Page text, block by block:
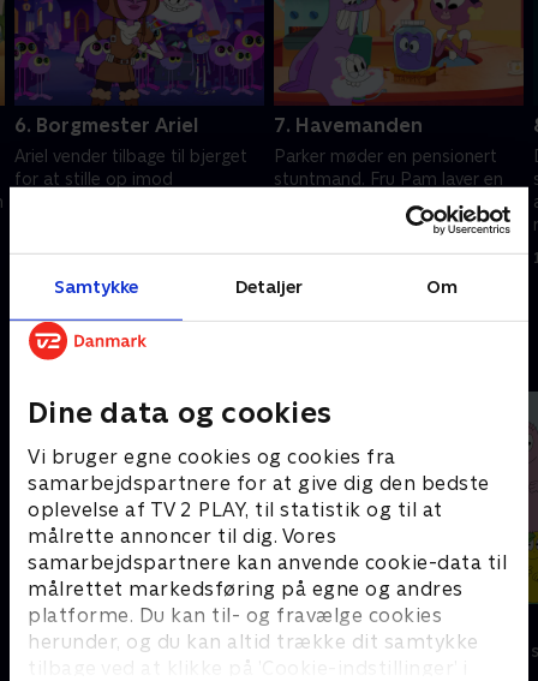
Samtykke Detaljer Om
Dine data og cookies
Vi bruger egne cookies og cookies fra
samarbejdspartnere for at give dig den bedste
oplevelse af TV 2 PLAY, til statistik og til at
målrette annoncer til dig. Vores
samarbejdspartnere kan anvende cookie-data til
målrettet markedsføring på egne og andres
platforme. Du kan til- og fravælge cookies
herunder, og du kan altid trække dit samtykke
tilbage ved at klikke på ’Cookie-indstillinger’ i
6. Borgmester Ariel
Ariel vender tilbage til bjerget
for at stille op imod
19. marts 2024 • 21 min
7. Havemanden
Parker møder en pensionert
stuntmand. Fru Pam laver en
sansende krukke med syltetøj,
der charmerer alle, der spiser
19. marts 2024 • 21 min
Andre så også
Gurli Gris
Børneserier • 4 sæsoner
Barbapapa
Børneserier • 1